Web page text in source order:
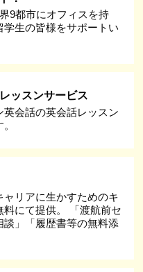
9都市にオフィスを持
学生の皆様をサポートい
ッスンサービス
英会話の英会話レッスン
ャリアに生かすためのキ
料にて提供。 「渡航前セ
談」「履歴書等の無料添